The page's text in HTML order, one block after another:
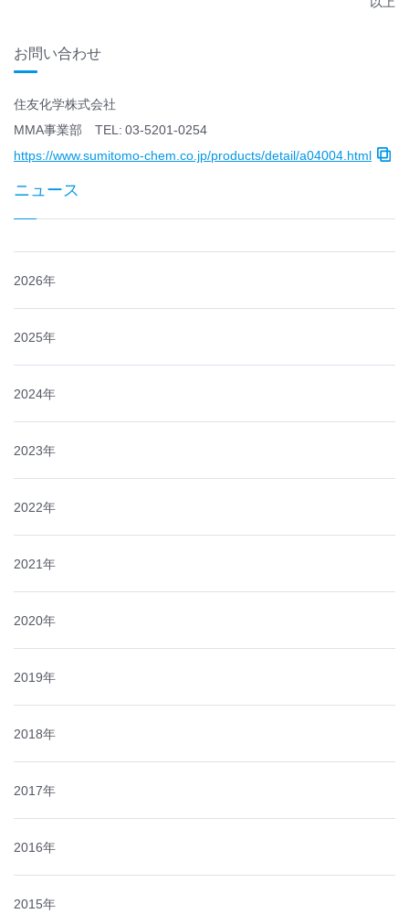
お問い合わせ
住友化学株式会社
MMA事業部 TEL: 03-5201-0254
https://www.sumitomo-chem.co.jp/products/detail/a04004.html
ニュース
2026年
2025年
2024年
2023年
2022年
2021年
2020年
2019年
2018年
2017年
2016年
2015年